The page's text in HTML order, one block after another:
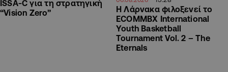
ISSA-C για τη στρατηγική
“Vision Zero”
Η Λάρνακα φιλοξενεί το
ECOMMBX International
Youth Basketball
Tournament Vol. 2 – The
Eternals